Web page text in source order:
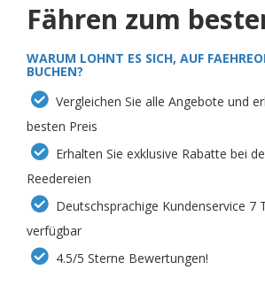
Fähren zum
WARUM LOHNT ES SICH, AUF
BUCHEN?
Vergleichen Sie alle Angebote und
besten Preis
Erhalten Sie exklusive Rabatte bei
Reedereien
Deutschsprachige Kundenservice 7
verfügbar
4.5/5 Sterne Bewertungen!